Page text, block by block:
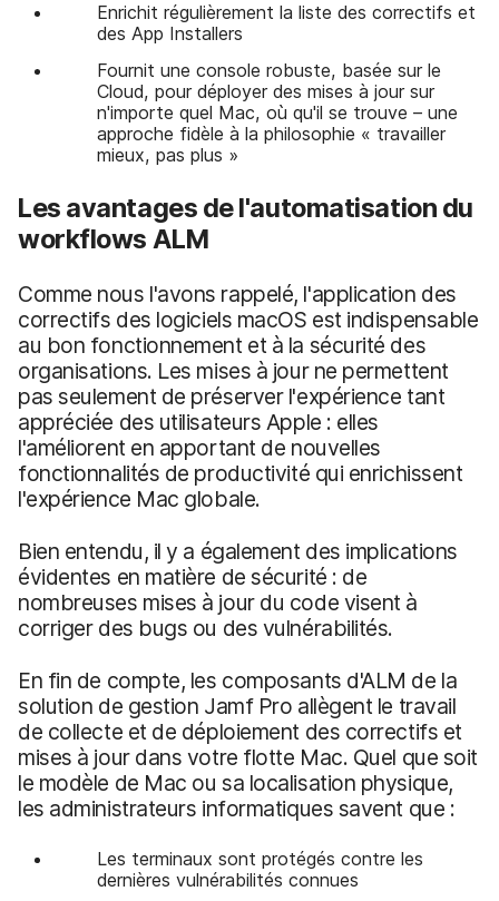
Enrichit régulièrement la liste des correctifs et
des App Installers
Fournit une console robuste, basée sur le
Cloud, pour déployer des mises à jour sur
n'importe quel Mac, où qu'il se trouve – une
approche fidèle à la philosophie « travailler
mieux, pas plus »
Les avantages de l'automatisation du
workflows ALM
Comme nous l'avons rappelé, l'application des
correctifs des logiciels macOS est indispensable
au bon fonctionnement et à la sécurité des
organisations. Les mises à jour ne permettent
pas seulement de préserver l'expérience tant
appréciée des utilisateurs Apple : elles
l'améliorent en apportant de nouvelles
fonctionnalités de productivité qui enrichissent
l'expérience Mac globale.
Bien entendu, il y a également des implications
évidentes en matière de sécurité : de
nombreuses mises à jour du code visent à
corriger des bugs ou des vulnérabilités.
En fin de compte, les composants d'ALM de la
solution de gestion Jamf Pro allègent le travail
de collecte et de déploiement des correctifs et
mises à jour dans votre flotte Mac. Quel que soit
le modèle de Mac ou sa localisation physique,
les administrateurs informatiques savent que :
Les terminaux sont protégés contre les
dernières vulnérabilités connues